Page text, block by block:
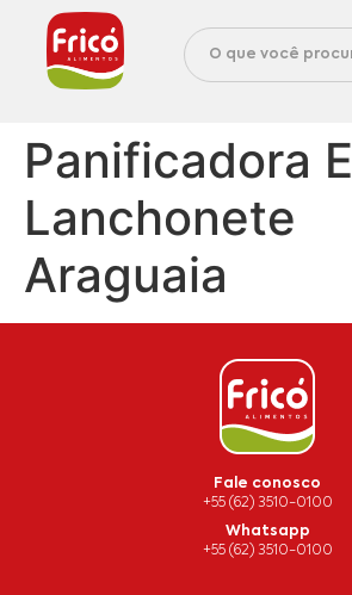
Panificadora E
Lanchonete
Araguaia
Fale conosco
+55 (62) 3510-0100
Whatsapp
+55 (62) 3510-0100